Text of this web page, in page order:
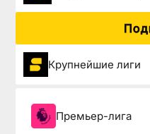
Крупнейшие лиги
Премьер-лига